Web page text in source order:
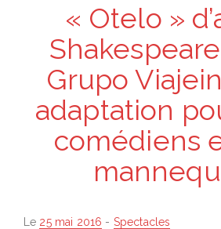
« Otelo »
Grupo
adaptation
comédiens
Le Posted
25 mai 2016 - Spectacles